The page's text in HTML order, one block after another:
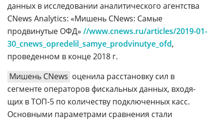
ТВ
Об
издании
Реклама
Вакансии
Контакты
Max
Дзен
Rutube
данных в исследовании аналитического агентства
CNews Analytics: «Мишень CNews: Самые
продвинутые ОФД» //www.cnews.ru/articles/2019-01-
30_cnews_opredelil_samye_prodvinutye_ofd,
проведенном в конце 2018 г.
Мишень CNews оценила расстановку сил в
сегменте операторов фискальных данных, входя-
щих в ТОП-5 по количеству подключенных касс.
Основными параметрами сравнения стали